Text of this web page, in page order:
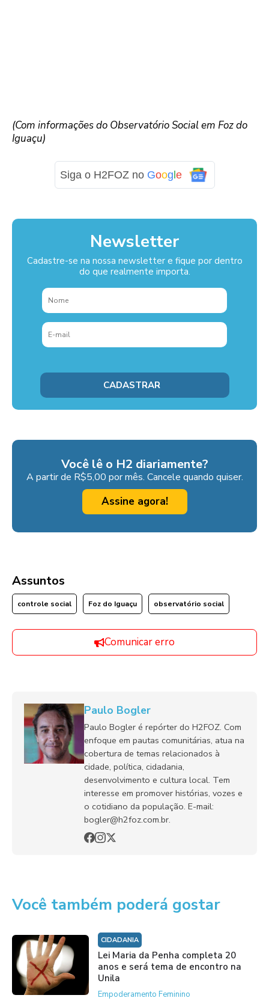
(Com informações do Observatório Social em Foz do
Iguaçu)
Siga o H2FOZ no Google
Newsletter
Cadastre-se na nossa newsletter e fique por dentro
do que realmente importa.
Você lê o H2 diariamente?
A partir de R$5,00 por mês. Cancele quando quiser.
Assine agora!
Assuntos
controle social Foz do Iguaçu observatório social
Comunicar erro
Paulo Bogler
Paulo Bogler é repórter do H2FOZ. Com
enfoque em pautas comunitárias, atua na
cobertura de temas relacionados à
cidade, política, cidadania,
desenvolvimento e cultura local. Tem
interesse em promover histórias, vozes e
o cotidiano da população. E-mail:
bogler@h2foz.com.br.
Você também poderá gostar
CIDADANIA
Lei Maria da Penha completa 20
anos e será tema de encontro na
Unila
Empoderamento Feminino